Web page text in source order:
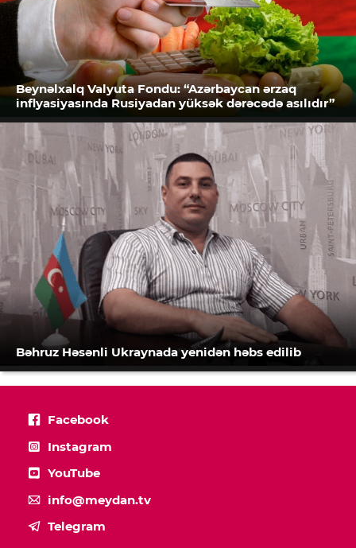
Beynəlxalq Valyuta Fondu: “Azərbaycan ərzaq
inflyasiyasında Rusiyadan yüksək dərəcədə asılıdır”
Bəhruz Həsənli Ukraynada yenidən həbs edilib
Facebook
Instagram
YouTube
info@meydan.tv
Telegram